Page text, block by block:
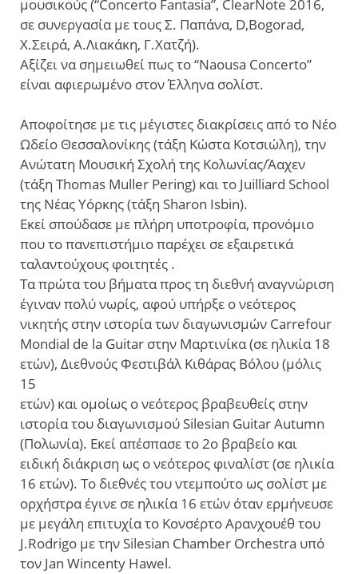
μουσικούς (“Concerto Fantasia”, ClearNote 2016,
σε συνεργασία με τους Σ. Παπάνα, D,Bogorad,
Χ.Σειρά, Α.Λιακάκη, Γ.Χατζή).
Αξίζει να σημειωθεί πως το “Naousa Concerto”
είναι αφιερωμένο στον Έλληνα σολίστ.
Αποφοίτησε με τις μέγιστες διακρίσεις από το Νέο
Ωδείο Θεσσαλονίκης (τάξη Κώστα Κοτσιώλη), την
Ανώτατη Μουσική Σχολή της Κολωνίας/Άαχεν
(τάξη Thomas Muller Pering) και το Juilliard School
της Νέας Υόρκης (τάξη Sharon Isbin).
Εκεί σπούδασε με πλήρη υποτροφία, προνόμιο
που το πανεπιστήμιο παρέχει σε εξαιρετικά
ταλαντούχους φοιτητές .
Τα πρώτα του βήματα προς τη διεθνή αναγνώριση
έγιναν πολύ νωρίς, αφού υπήρξε ο νεότερος
νικητής στην ιστορία των διαγωνισμών Carrefour
Mondial de la Guitar στην Μαρτινίκα (σε ηλικία 18
ετών), Διεθνούς Φεστιβάλ Κιθάρας Βόλου (μόλις
15
ετών) και ομοίως ο νεότερος βραβευθείς στην
ιστορία του διαγωνισμού Silesian Guitar Autumn
(Πολωνία). Εκεί απέσπασε το 2ο βραβείο και
ειδική διάκριση ως ο νεότερος φιναλίστ (σε ηλικία
16 ετών). Το διεθνές του ντεμπούτο ως σολίστ με
ορχήστρα έγινε σε ηλικία 16 ετών όταν ερμήνευσε
με μεγάλη επιτυχία το Κονσέρτο Αρανχουέθ του
J.Rodrigo με την Silesian Chamber Orchestra υπό
τον Jan Wincenty Hawel.